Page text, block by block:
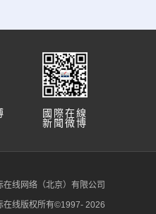
國際在線
新聞微博
在线网络（北京）有限公司
在线版权所有©1997- 2026